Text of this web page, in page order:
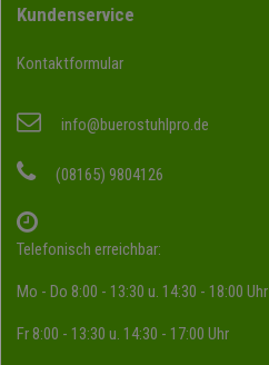
Kundenservice
Kontaktformular
info@buerostuhlpro.de
(08165) 9804126
Telefonisch erreichbar:
Mo - Do 8:00 - 13:30 u. 14:30 - 18:00 Uhr
Fr 8:00 - 13:30 u. 14:30 - 17:00 Uhr